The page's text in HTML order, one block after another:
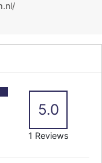
5.0
1 Reviews